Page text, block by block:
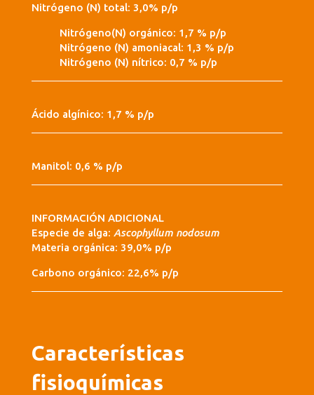
Nitrógeno (N) total: 3,0% p/p
Nitrógeno(N) orgánico: 1,7 % p/p
Nitrógeno (N) amoniacal: 1,3 % p/p
Nitrógeno (N) nítrico: 0,7 % p/p
Ácido algínico: 1,7 % p/p
Manitol: 0,6 % p/p
INFORMACIÓN ADICIONAL
Especie de alga: Ascophyllum nodosum
Materia orgánica: 39,0% p/p
Carbono orgánico: 22,6% p/p
Características
fisioquímicas